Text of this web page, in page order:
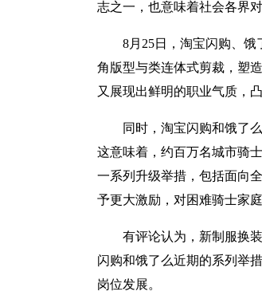
志之一，也意味着社会各界
8月25日，淘宝闪购、
角版型与类连体式剪裁，塑
又展现出鲜明的职业气质，
同时，淘宝闪购和饿了
这意味着，约百万名城市骑
一系列升级举措，包括面向
予更大激励，对困难骑士家
有评论认为，新制服换
闪购和饿了么近期的系列举
岗位发展。